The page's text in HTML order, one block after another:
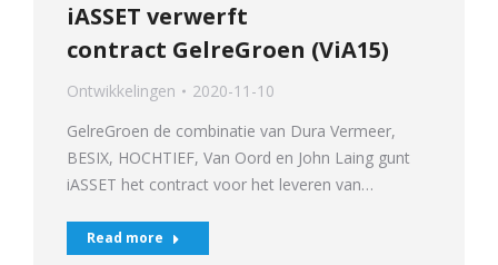
iASSET verwerft
contract GelreGroen (ViA15)
Ontwikkelingen
2020-11-10
GelreGroen de combinatie van Dura Vermeer,
BESIX, HOCHTIEF, Van Oord en John Laing gunt
iASSET het contract voor het leveren van…
Read more